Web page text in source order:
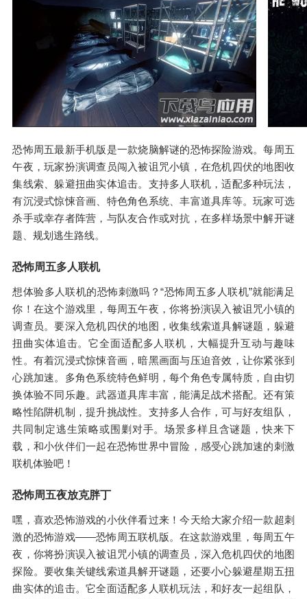
恐怖周五最新手机版是一款烧脑解谜的恐怖探险游戏。每周五
午夜，玩家扮演调查员闯入被诅咒小镇，在危机四伏的地图收
集线索、躲避扭曲实体追击。支持多人联机，适配多种玩法，
有沉浸式惊悚音画、特色角色系统、丰富道具库等。玩家可选
杀手或幸存者阵营，与队友合作或对抗，在多样场景中解开谜
题、规划逃生路线。
恐怖周五多人联机
想体验多人联机的恐怖刺激吗？“恐怖周五多人联机”就能满足
你！在这个游戏里，每周五午夜，你将扮演误入被诅咒小镇的
调查员。要深入危机四伏的地图，收集线索道具解谜题，躲避
扭曲实体追击。它全面适配多人联机，大幅提升互动与趣味
性。有着沉浸式惊悚音画，暗黑画面与压迫音效，让你紧张到
心跳加速。多角色系统特色鲜明，每个角色专属特质，自由切
换体验不同乐趣。武器道具库丰富，能满足战术搭配。还有策
略性陷阱机制，提升挑战性。支持多人合作，可与好友组队，
共同制定逃生策略或围剿对手。场景多样且含谜题，快来下
载，和小伙伴们一起在恐怖世界中冒险，感受心跳加速的刺激
联机体验吧！
恐怖周五夜放克胖丁
嘿，喜欢恐怖游戏的小伙伴看过来！今天给大家介绍一款超刺
激的恐怖游戏——恐怖周五联机版。在这款游戏里，每周五午
夜，你将扮演误入被诅咒小镇的调查员，深入危机四伏的地图
探险。要收集关键线索道具解开谜题，还要小心躲避星期五扭
曲实体的追击。它全面适配多人联机玩法，和好友一起组队，